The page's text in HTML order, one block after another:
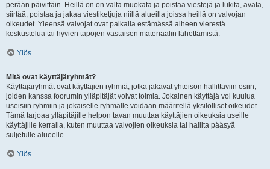
perään päivittäin. Heillä on on valta muokata ja poistaa viestejä ja lukita, avata,
siirtää, poistaa ja jakaa viestiketjuja niillä alueilla joissa heillä on valvojan
oikeudet. Yleensä valvojat ovat paikalla estämässä aiheen vierestä
keskustelua tai hyvien tapojen vastaisen materiaalin lähettämistä.
Ylös
Mitä ovat käyttäjäryhmät?
Käyttäjäryhmät ovat käyttäjien ryhmiä, jotka jakavat yhteisön hallittaviin osiin,
joiden kanssa foorumin ylläpitäjät voivat toimia. Jokainen käyttäjä voi kuulua
useisiin ryhmiin ja jokaiselle ryhmälle voidaan määritellä yksilölliset oikeudet.
Tämä tarjoaa ylläpitäjille helpon tavan muuttaa käyttäjien oikeuksia useille
käyttäjille kerralla, kuten muuttaa valvojien oikeuksia tai hallita pääsyä
suljetulle alueelle.
Ylös